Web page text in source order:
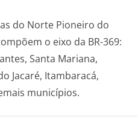
do Norte Pioneiro do
o eixo da BR-369:
Santa Mariana,
Jacaré, Itambaracá,
municípios.